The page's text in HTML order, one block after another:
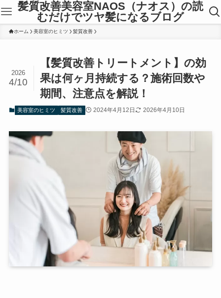
髪質改善美容室NAOS（ナオス）の読
むだけでツヤ髪になるブログ
ホーム 美容室のヒミツ 髪質改善
【髪質改善トリートメント】の効
果は何ヶ月持続する？施術回数や
期間、注意点を解説！
2026
4/10
美容室のヒミツ 髪質改善 2024年4月12日 2026年4月10日